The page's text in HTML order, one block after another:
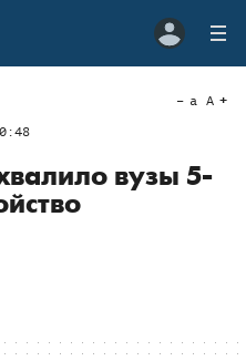
a A
вузы 5-